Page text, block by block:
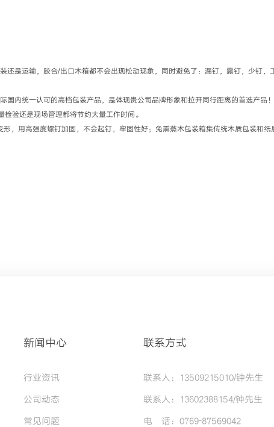
是运输，胶合/出口木箱都不会出现松动现象，同时避免了：漏钉，露钉，少钉
内统一认可的高档包装产品，是体现贵公司品牌形象和拉开同行距离的首选产品！
验还是现场管理都将节约大量工作时间。
，用高强度螺钉加固，不会起钉，牢固性好；免熏蒸木包装箱集传统木质包装和
新闻中心
行业资讯
公司动态
常见问题
联系方式
联系人：13509215010/钟先生
联系人：13602388154/钟先生
电 话：0769-87569042